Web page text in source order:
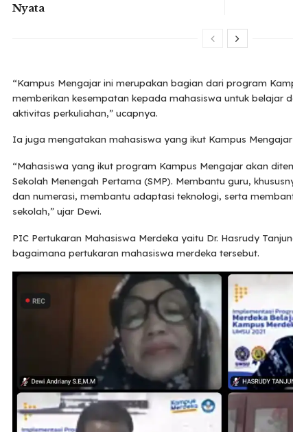
Nyata
“Kampus Mengajar ini merupakan bagian dari program
memberikan kesempatan kepada mahasiswa untuk belajar
aktivitas perkuliahan,” ucapnya.
Ia juga mengatakan mahasiswa yang ikut Kampus
“Mahasiswa yang ikut program Kampus Mengajar akan
Sekolah Menengah Pertama (SMP). Membantu guru,
dan numerasi, membantu adaptasi teknologi, serta
sekolah,” ujar Dewi.
PIC Pertukaran Mahasiswa Merdeka yaitu Dr. Hasrudy
bagaimana pertukaran mahasiswa merdeka tersebut.